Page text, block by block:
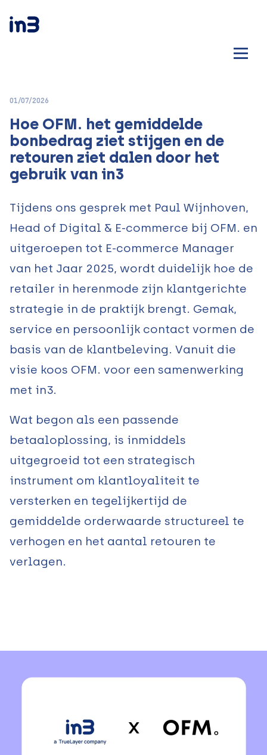
01/07/2026
Hoe OFM. het gemiddelde
bonbedrag ziet stijgen en de
retouren ziet dalen door het
gebruik van in3
Tijdens ons gesprek met Paul Wijnhoven,
Head of Digital & E-commerce bij OFM. en
uitgeroepen tot E-commerce Manager
van het Jaar 2025, wordt duidelijk hoe de
retailer in herenmode zijn klantgerichte
strategie in de praktijk brengt. Gemak,
service en persoonlijk contact vormen de
basis van de klantbeleving. Vanuit die
visie koos OFM. voor een samenwerking
met in3.
Wat begon als een passende
betaaloplossing, is inmiddels
uitgegroeid tot een strategisch
instrument om klantloyaliteit te
versterken en tegelijkertijd de
gemiddelde orderwaarde structureel te
verhogen en het aantal retouren te
verlagen.